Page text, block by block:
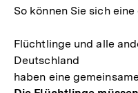
So können Sie sich
Flüchtlinge und alle
Deutschland
haben eine